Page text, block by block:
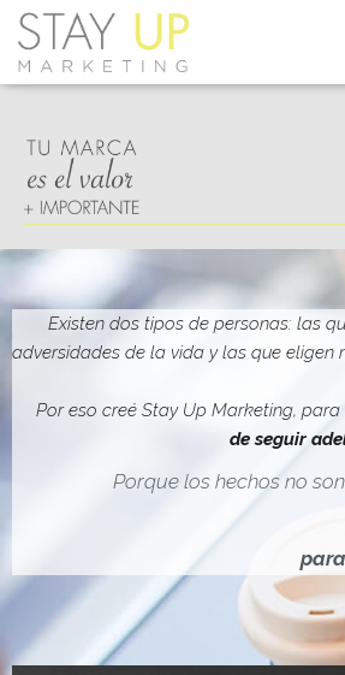
Existen dos tipos de personas: las
adversidades de la vida y las que eligen
Por eso creé Stay Up Marketing,
de seguir
Porque los hechos no